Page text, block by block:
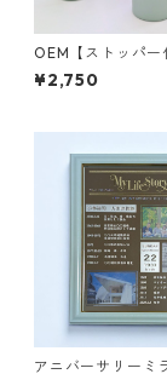
OEM【ストッパー
テンレススリムボ
】小ロット｜ブラ
¥2,750
アニバーサリーミ